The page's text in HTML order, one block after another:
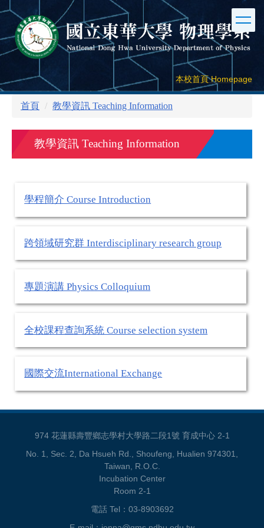
跳
要
區
本校首頁 Homepage
首頁 教學資訊 Teaching Information
教學資訊 Teaching Information
學程簡介 Course Introduction
跨領域研究群 Interdisciplinary research group
專題演講 Physics Colloquium
全校課程查詢系統 Course selection system
國際交流International Exchange
974 花蓮縣壽豐鄉志學村大學路二段1號 育成中心 2-1
No. 1, Sec. 2, Da Hsueh Rd., Shoufeng, Hualien 974301,
Taiwan, R.O.C.
Incubation Center
Room 2-1
電話 Tel：03-8903692